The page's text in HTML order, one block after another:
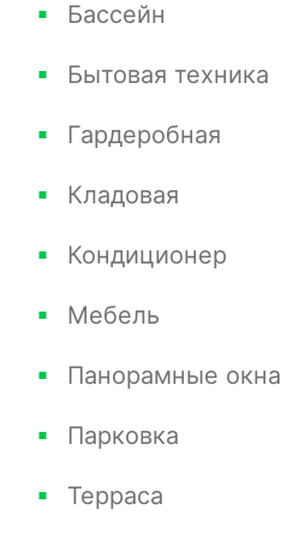
Бассейн
Бытовая техника
Гардеробная
Кладовая
Кондиционер
Мебель
Панорамные окна
Парковка
Терраса